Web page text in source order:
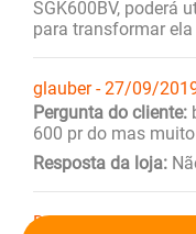
SGK600BV, poderá
para transformar
glauber - 27/09/
Pergunta do cliente:
600 pr do mas
Resposta da loja:
Dennis Riva - 09/